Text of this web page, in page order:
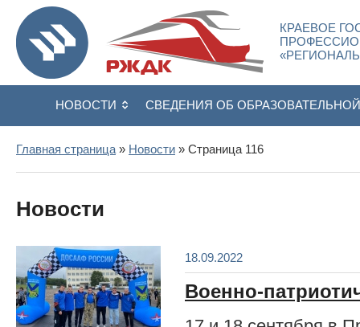
КРАЕВОЕ
НОВОСТИ СВЕДЕНИЯ ОБ
Главная страница » Новости » Страница 116
Новости
18.09.2022
Военно-